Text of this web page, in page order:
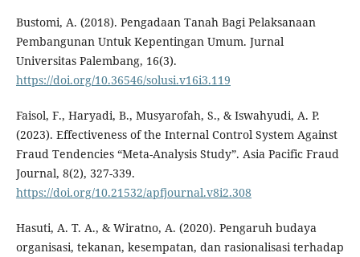
Bustomi, A. (2018). Pengadaan Tanah Bagi Pelaksanaan
Pembangunan Untuk Kepentingan Umum. Jurnal
Universitas Palembang, 16(3).
https://doi.org/10.36546/solusi.v16i3.119
Faisol, F., Haryadi, B., Musyarofah, S., & Iswahyudi, A. P.
(2023). Effectiveness of the Internal Control System Against
Fraud Tendencies “Meta-Analysis Study”. Asia Pacific Fraud
Journal, 8(2), 327-339.
https://doi.org/10.21532/apfjournal.v8i2.308
Hasuti, A. T. A., & Wiratno, A. (2020). Pengaruh budaya
organisasi, tekanan, kesempatan, dan rasionalisasi terhadap